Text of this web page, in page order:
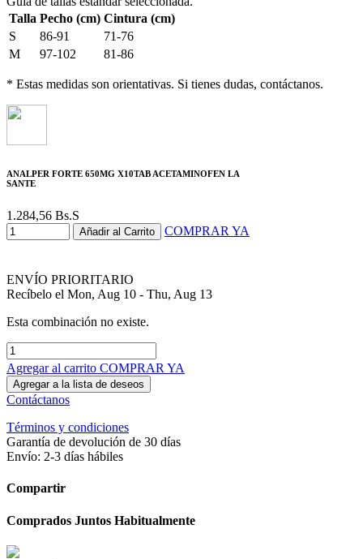
Talla Pecho (cm) Cintura (cm)
S
86-91
71-76
M
97-102 81-86
* Estas medidas son orientativas. Si tienes dudas, contáctanos.
ANALPER FORTE 650MG X10TAB ACETAMINOFEN LA
SANTE
1.284,56 Bs.S
Añadir al Carrito COMPRAR YA
ENVÍO PRIORITARIO
Recíbelo el Mon, Aug 10 - Thu, Aug 13
Esta combinación no existe.
Agregar al carrito COMPRAR YA
Agregar a la lista de deseos
Contáctanos
Términos y condiciones
Garantía de devolución de 30 días
Envío: 2-3 días hábiles
Compartir
Comprados Juntos Habitualmente